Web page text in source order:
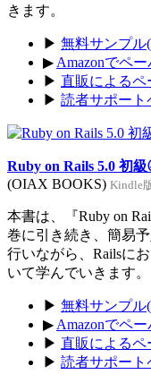
きます。
▶ 無料サンプル
▶ Amazonでペ
▶ 直販によるペ
▶ 読者サポート
Ruby on Rails 5.0 初
(OIAX BOOKS) Kindle
本書は、『Ruby on
巻に引き続き、簡易
行いながら、Railsに
いて学んでいきます。
▶ 無料サンプル
▶ Amazonでペ
▶ 直販によるペ
▶ 読者サポート